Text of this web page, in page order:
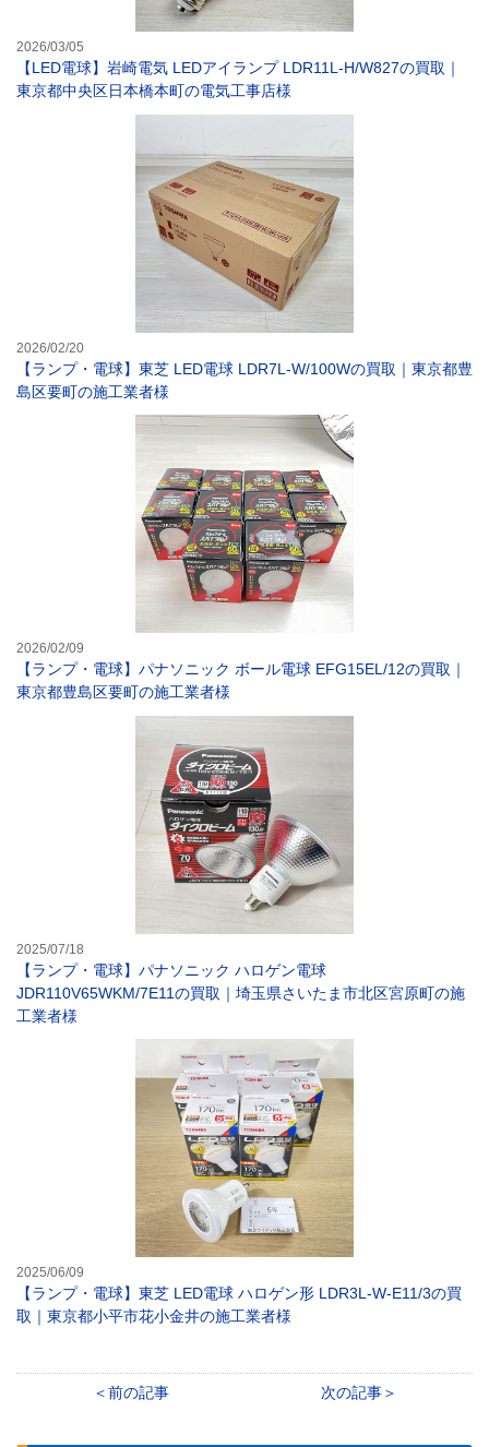
2026/03/05
【LED電球】岩崎電気 LEDアイランプ LDR11L-H/W827の買取｜
東京都中央区日本橋本町の電気工事店様
2026/02/20
【ランプ・電球】東芝 LED電球 LDR7L-W/100Wの買取｜東京都豊
島区要町の施工業者様
2026/02/09
【ランプ・電球】パナソニック ボール電球 EFG15EL/12の買取｜
東京都豊島区要町の施工業者様
2025/07/18
【ランプ・電球】パナソニック ハロゲン電球
JDR110V65WKM/7E11の買取｜埼玉県さいたま市北区宮原町の施
工業者様
2025/06/09
【ランプ・電球】東芝 LED電球 ハロゲン形 LDR3L-W-E11/3の買
取｜東京都小平市花小金井の施工業者様
前の記事 次の記事